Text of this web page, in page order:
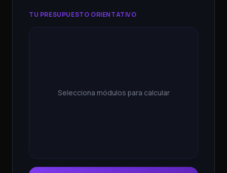
TU PRESUPUESTO ORIENTATIVO
Selecciona módulos para calcular